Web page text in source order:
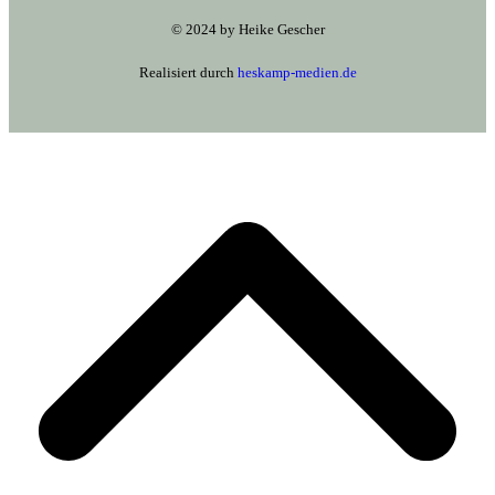
© 2024 by Heike Gescher
Realisiert durch heskamp-medien.de